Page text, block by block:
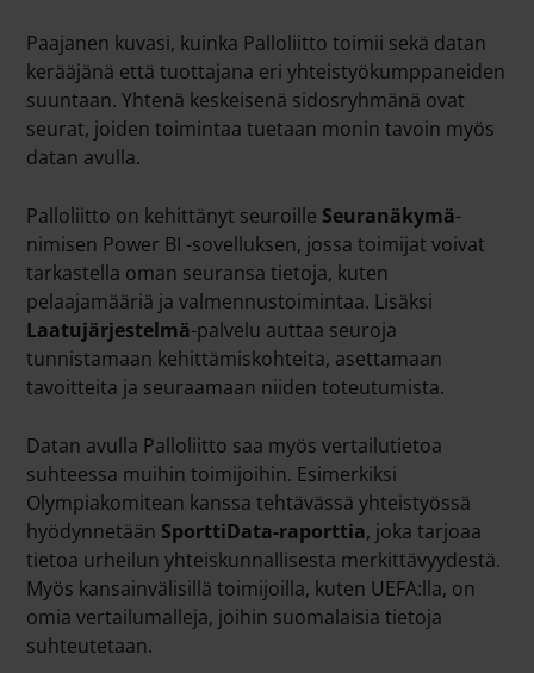
Paajanen kuvasi, kuinka Palloliitto toimii sekä datan
kerääjänä että tuottajana eri yhteistyökumppaneiden
suuntaan. Yhtenä keskeisenä sidosryhmänä ovat
seurat, joiden toimintaa tuetaan monin tavoin myös
datan avulla.
Palloliitto on kehittänyt seuroille Seuranäkymä-
nimisen Power BI -sovelluksen, jossa toimijat voivat
tarkastella oman seuransa tietoja, kuten
pelaajamääriä ja valmennustoimintaa. Lisäksi
Laatujärjestelmä-palvelu auttaa seuroja
tunnistamaan kehittämiskohteita, asettamaan
tavoitteita ja seuraamaan niiden toteutumista.
Datan avulla Palloliitto saa myös vertailutietoa
suhteessa muihin toimijoihin. Esimerkiksi
Olympiakomitean kanssa tehtävässä yhteistyössä
hyödynnetään SporttiData-raporttia, joka tarjoaa
tietoa urheilun yhteiskunnallisesta merkittävyydestä.
Myös kansainvälisillä toimijoilla, kuten UEFA:lla, on
omia vertailumalleja, joihin suomalaisia tietoja
suhteutetaan.